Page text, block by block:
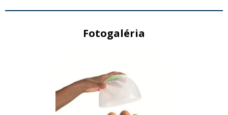
Fotogaléria